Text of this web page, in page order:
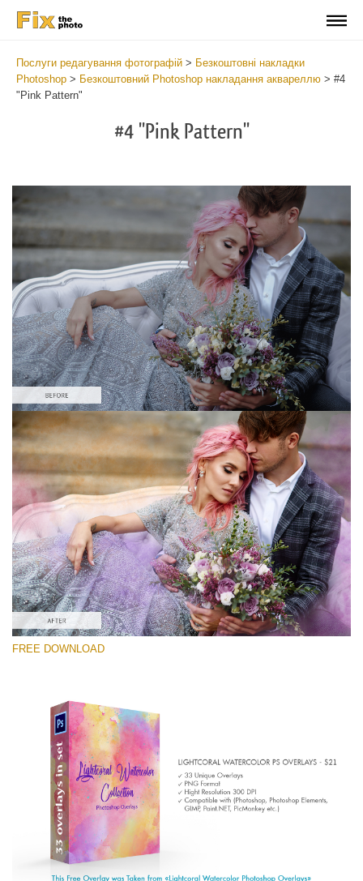
Послуги редагування фотографій > Безкоштовні накладки
Photoshop > Безкоштовний Photoshop накладання аквареллю > #4
"Pink Pattern"
#4 "Pink Pattern"
Please select
Free Photoshop Overlay #4
Small 800*589px
Lightcoral Watercolar
(33 Overlays)
Large 6000*4000px
Large 6000*4000px
Entire Collection
(1783 Overlays)
Large 6000*4000px
Free download
FREE DOWNLOAD